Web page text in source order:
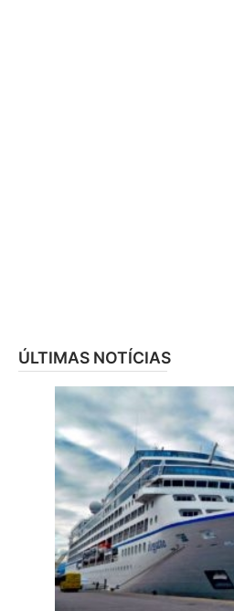
ÚLTIMAS NOTÍCIAS